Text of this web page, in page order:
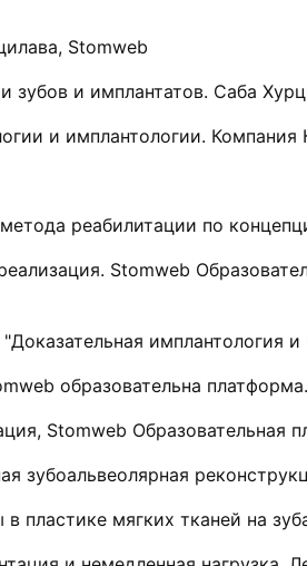
Stomweb
зубов и имплантатов. Саба
и имплантологии. Компания
реабилитации по
Stomweb
образовательна
Stomweb Образовательная
зубоальвеолярная
пластике мягких тканей на